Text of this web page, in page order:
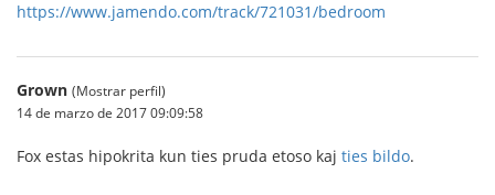
https://www.jamendo.com/track/721031/bedroom
Grown (Mostrar perfil)
14 de marzo de 2017 09:09:58
Fox estas hipokrita kun ties pruda etoso kaj ties bildo.